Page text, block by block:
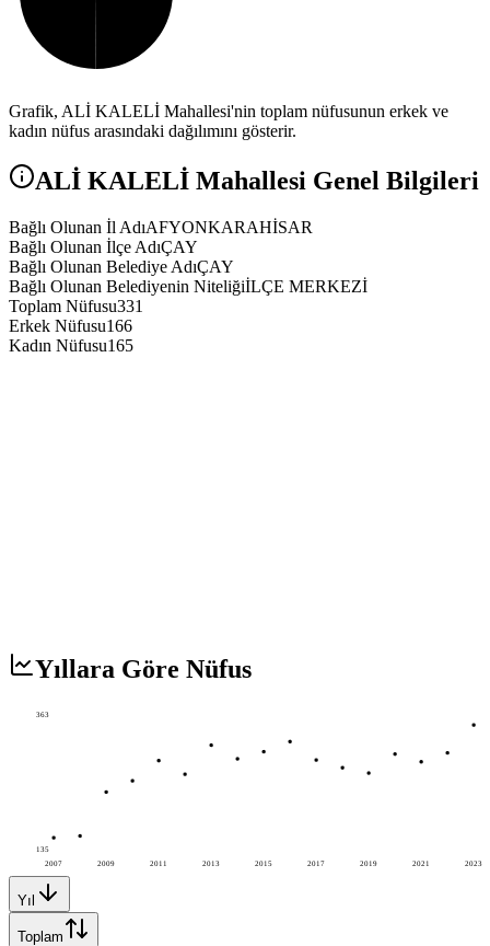
Grafik, ALİ KALELİ Mahallesi'nin toplam nüfusunun erkek ve
kadın nüfus arasındaki dağılımını gösterir.
ALİ KALELİ Mahallesi Genel Bilgileri
Bağlı Olunan İl AdıAFYONKARAHİSAR
Bağlı Olunan İlçe AdıÇAY
Bağlı Olunan Belediye AdıÇAY
Bağlı Olunan Belediyenin NiteliğiİLÇE MERKEZİ
Toplam Nüfusu331
Erkek Nüfusu166
Kadın Nüfusu165
Yıllara Göre Nüfus
2007 2009 2011 2013 2015 2017 2019 2021 2023
363
135
Yıl
Toplam